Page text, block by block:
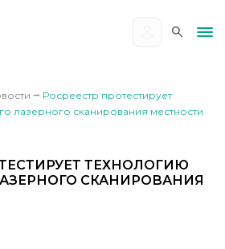
⭢ Росреестр протестирует
лазерного сканирования местности
ТЕХНОЛОГИЮ
СКАНИРОВАНИЯ